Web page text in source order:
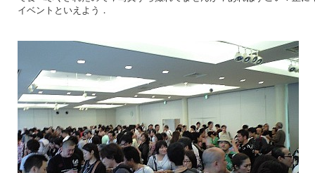
イベントといえよう．